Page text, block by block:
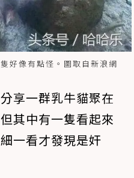
好像有點怪。圖取自新浪網
享一群乳牛貓聚在
其中有一隻看起來
一看才發現是奸